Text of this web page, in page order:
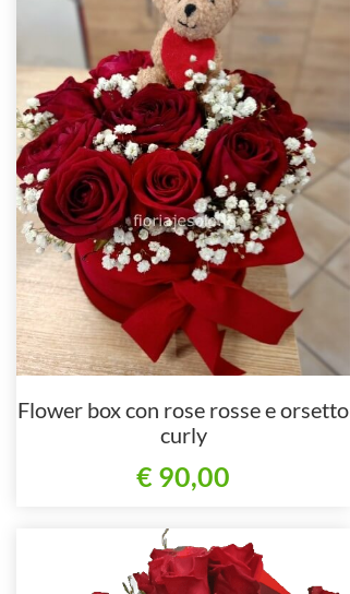
Flower box con rose rosse e orsetto
curly
€ 90,00